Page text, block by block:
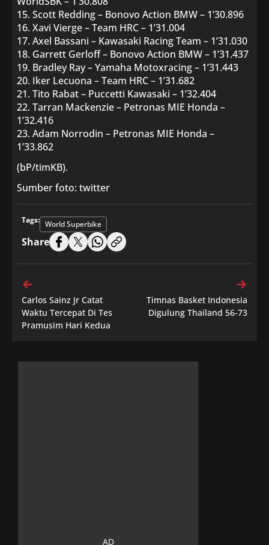
15. Scott Redding – Bonovo Action BMW – 1’30.896
16. Xavi Vierge – Team HRC – 1’31.004
17. Axel Bassani – Kawasaki Racing Team – 1’31.030
18. Garrett Gerloff – Bonovo Action BMW – 1’31.437
19. Bradley Ray – Yamaha Motoxracing – 1’31.443
20. Iker Lecuona – Team HRC – 1’31.682
21. Tito Rabat – Puccetti Kawasaki – 1’32.404
22. Tarran Mackenzie – Petronas MIE Honda –
1’32.416
23. Adam Norrodin – Petronas MIE Honda –
1’33.862
(bP/timKB).
Sumber foto: twitter
Tags: World Superbike
Share
Carlos Sainz Jr Catat
Waktu Tercepat Di Tes
Pramusim Hari Kedua
Timnas Basket Indonesia
Digulung Thailand 56-73